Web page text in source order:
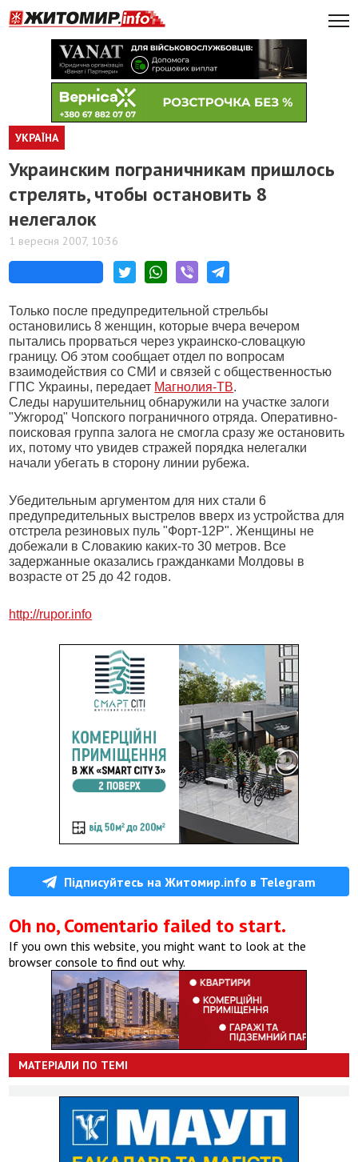
УКРАЇНА
Украинским пограничникам пришлось
стрелять, чтобы остановить 8
нелегалок
1 вересня 2007, 10:36
Только после предупредительной стрельбы
остановились 8 женщин, которые вчера вечером
пытались прорваться через украинско-словацкую
границу. Об этом сообщает отдел по вопросам
взаимодействия со СМИ и связей с общественностью
ГПС Украины, передает Магнолия-ТВ.
Следы нарушительниц обнаружили на участке залоги
"Ужгород" Чопского пограничного отряда. Оперативно-
поисковая группа залога не смогла сразу же остановить
их, потому что увидев стражей порядка нелегалки
начали убегать в сторону линии рубежа.
Убедительным аргументом для них стали 6
предупредительных выстрелов вверх из устройства для
отстрела резиновых пуль "Форт-12Р". Женщины не
добежали в Словакию каких-то 30 метров. Все
задержанные оказались гражданками Молдовы в
возрасте от 25 до 42 годов.
http://rupor.info
Підписуйтесь на Житомир.info в Telegram
Oh no, Comentario failed to start.
If you own this website, you might want to look at the
browser console to find out why.
МАТЕРІАЛИ ПО ТЕМІ